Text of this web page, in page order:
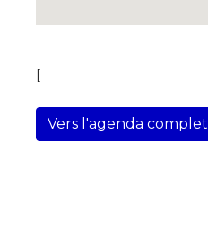
[
Vers l'agenda complet